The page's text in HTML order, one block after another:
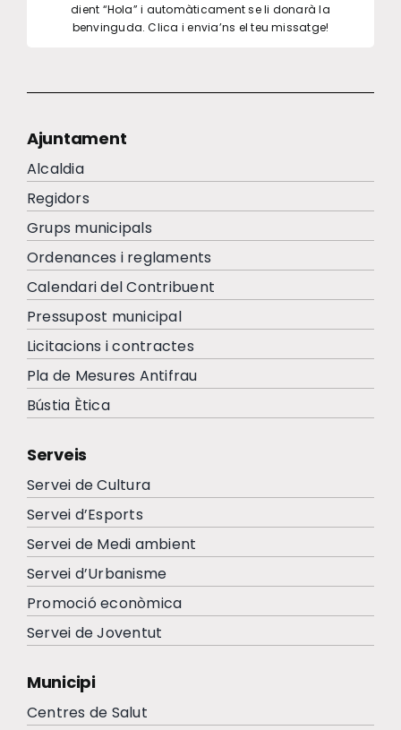
dient “Hola” i automàticament se li donarà la
benvinguda. Clica i envia’ns el teu missatge!
Ajuntament
Alcaldia
Regidors
Grups municipals
Ordenances i reglaments
Calendari del Contribuent
Pressupost municipal
Licitacions i contractes
Pla de Mesures Antifrau
Bústia Ètica
Serveis
Servei de Cultura
Servei d’Esports
Servei de Medi ambient
Servei d’Urbanisme
Promoció econòmica
Servei de Joventut
Municipi
Centres de Salut